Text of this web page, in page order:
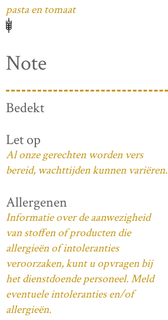
pasta en tomaat
Note
Bedekt
Let op
Al onze gerechten worden vers
bereid, wachttijden kunnen variëren.
Allergenen
Informatie over de aanwezigheid
van stoffen of producten die
allergieën of intoleranties
veroorzaken, kunt u opvragen bij
het dienstdoende personeel. Meld
eventuele intoleranties en/of
allergieën.